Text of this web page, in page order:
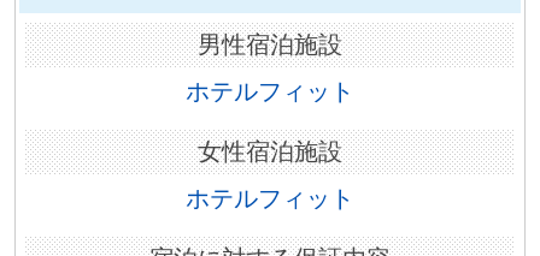
ホテルフィット
ホテルフィット